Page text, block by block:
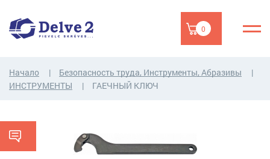
0
Начало
Безопасность труда, Инструменты, Абразивы
ИНСТРУМЕНТЫ
ГАЕЧНЫЙ КЛЮЧ